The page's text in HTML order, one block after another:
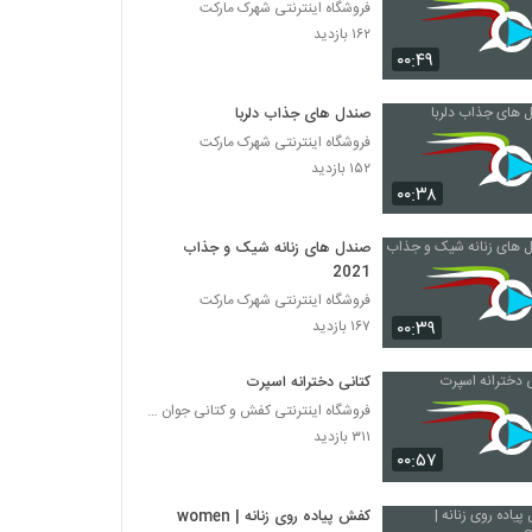
۰۰:۴۹
فروشگاه اینترنتی شهرک مارکت
۱۶۲ بازدید
۰۰:۳۸
صندل های جذاب دلربا
فروشگاه اینترنتی شهرک مارکت
۱۵۲ بازدید
۰۰:۳۹
صندل های زنانه شیک و جذاب
2021
فروشگاه اینترنتی شهرک مارکت
۱۶۷ بازدید
۰۰:۵۷
کتانی دخترانه اسپرت
فروشگاه اینترنتی کفش و کتانی جوان مد
۳۱۱ بازدید
کفش پیاده روی زنانه | women